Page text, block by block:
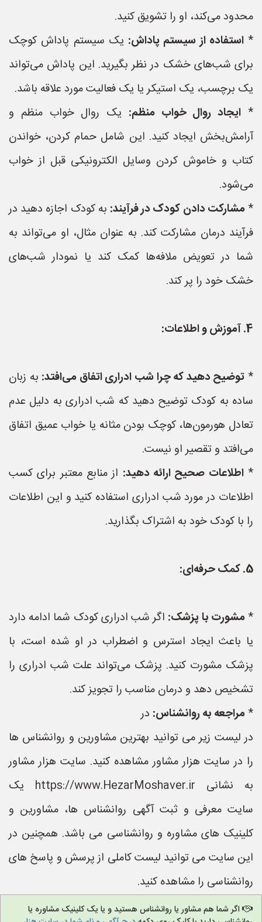
محدود می‌کند، او را تشویق کنید.
*استفاده از سیستم پاداش: یک سیستم پاداش کوچک
برای شب‌های خشک در نظر بگیرید. این پاداش می‌تواند
یک برچسب، یک استیکر یا یک فعالیت مورد علاقه باشد.
* ایجاد روال خواب منظم: یک روال خواب منظم و
آرامش‌بخش ایجاد کنید. این شامل حمام کردن، خواندن
کتاب و خاموش کردن وسایل الکترونیکی قبل از خواب
می‌شود.
*مشارکت دادن کودک در فرآیند: به کودک اجازه دهید در
فرآیند درمان مشارکت کند. به عنوان مثال، او می‌تواند به
شما در تعویض ملافه‌ها کمک کند یا نمودار شب‌های
خشک خود را پر کند.
4. آموزش و اطلاعات:
* توضیح دهید که چرا شب ادراری اتفاق می‌افتد: به زبان
ساده به کودک توضیح دهید که شب ادراری به دلیل عدم
تعادل هورمون‌ها، کوچک بودن مثانه یا خواب عمیق اتفاق
می‌افتد و تقصیر او نیست.
*اطلاعات صحیح ارائه دهید: از منابع معتبر برای کسب
اطلاعات در مورد شب ادراری استفاده کنید و این اطلاعات
را با کودک خود به اشتراک بگذارید.
5. کمک حرفه‌ای:
*مشورت با پزشک: اگر شب ادراری کودک شما ادامه دارد
یا باعث ایجاد استرس و اضطراب در او شده است، با
پزشک مشورت کنید. پزشک می‌تواند علت شب ادراری را
تشخیص دهد و درمان مناسب را تجویز کند.
*مراجعه به روانشناس: در
در لیست زیر می توانید بهترین مشاورین و روانشناس ها
را در سایت هزار مشاور مشاهده کنید. سایت هزار مشاور
به نشانی https://www.HezarMoshaver.ir یک
سایت معرفی و ثبت آگهی روانشناس ها، مشاورین و
کلینیک های مشاوره و روانشناسی می باشد. همچنین در
این سایت می توانید لیست کاملی از پرسش و پاسخ های
روانشناسی را مشاهده کنید.
اگر شما هم مشاور یا روانشناس هستید و یا یک کلینیک مشاوره یا